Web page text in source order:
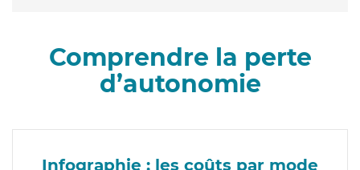
Comprendre la perte
d’autonomie
Infographie : les coûts par mode